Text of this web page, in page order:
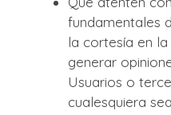
fundamentales
la cortesía en
generar
Usuarios o
cualesquiera